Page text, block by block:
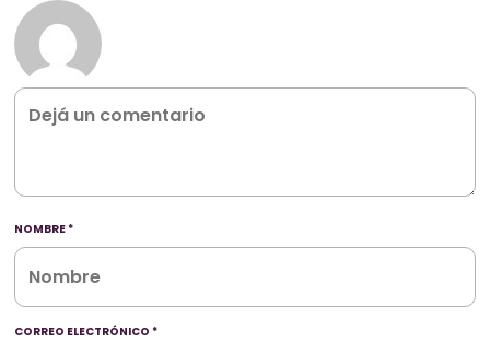
NOMBRE *
CORREO ELECTRÓNICO *